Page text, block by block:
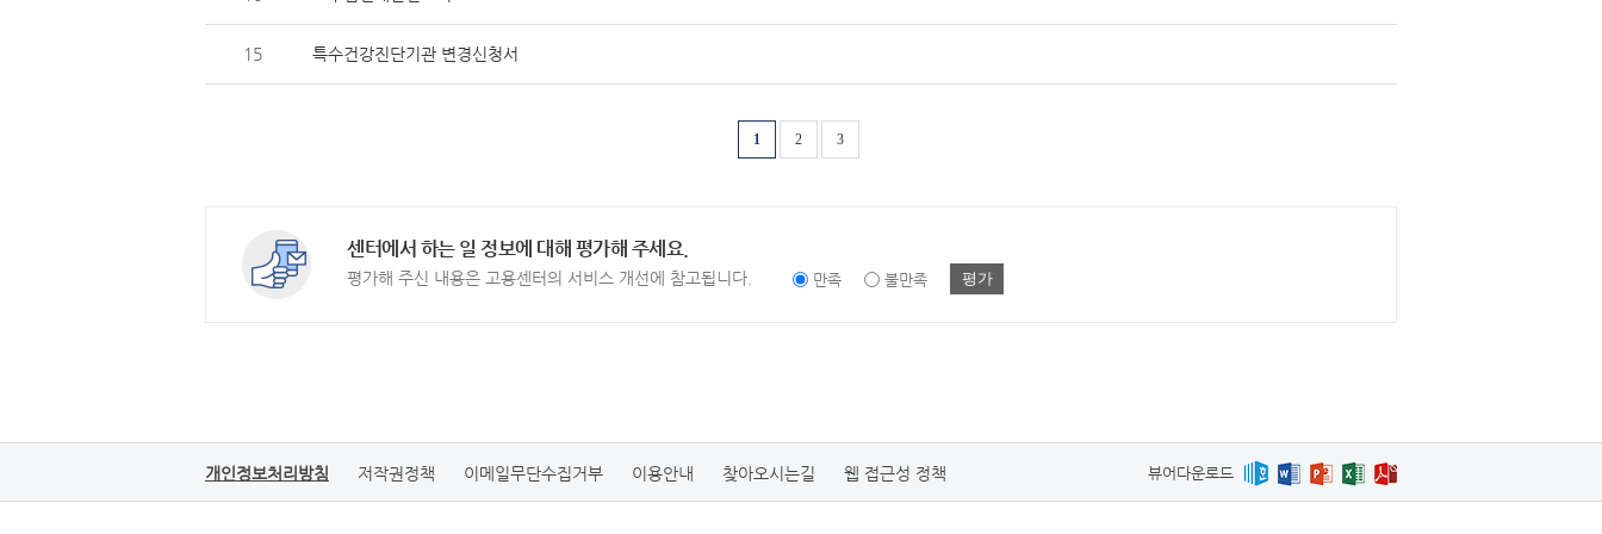
15 특수건강진단기관 변경신청서
1 2 3
센터에서 하는 일 정보에 대해 평가해 주세요.
평가해 주신 내용은 고용센터의 서비스 개선에 참고됩니다. 만족 불만족 평가
개인정보처리방침 저작권정책 이메일무단수집거부 이용안내 찾아오시는길 웹 접근성 정책 뷰어다운로드